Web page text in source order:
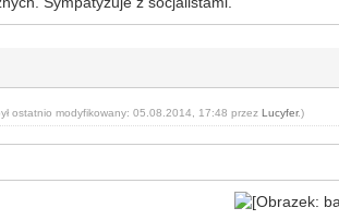
ostatnio modyfikowany: 05.08.2014, 17:48 przezLucyfer.)